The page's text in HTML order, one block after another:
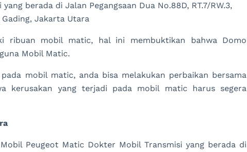
berada di Jalan Pegangsaan Dua No.88D, RT.7/RW.3,
Gading, Jakarta Utara
ribuan mobil matic, hal ini membuktikan bahwa Domo
Mobil Matic.
mobil matic, anda bisa melakukan perbaikan bersama
kerusakan yang terjadi pada mobil matic harus segera
Peugeot Matic Dokter Mobil Transmisi yang berada di